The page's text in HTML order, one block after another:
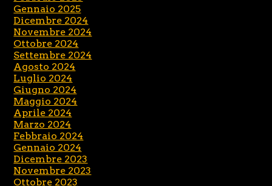
Gennaio 2025
Dicembre 2024
Novembre 2024
Ottobre 2024
Settembre 2024
Agosto 2024
Luglio 2024
Giugno 2024
Maggio 2024
Aprile 2024
Marzo 2024
Febbraio 2024
Gennaio 2024
Dicembre 2023
Novembre 2023
Ottobre 2023